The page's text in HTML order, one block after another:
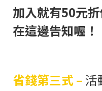
加入就有50元
在這邊告知喔！
省錢第三式 –活